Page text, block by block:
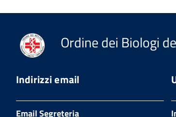
Ordine dei Biologi
Indirizzi email
Email Segreteria